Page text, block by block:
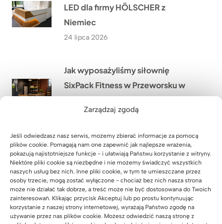
Zarządzaj zgodą
Jeśli odwiedzasz nasz serwis, możemy zbierać informacje za pomocą
plików cookie. Pomagają nam one zapewnić jak najlepsze wrażenia,
pokazują najistotniejsze funkcje - i ułatwiają Państwu korzystanie z witryny.
Niektóre pliki cookie są niezbędne i nie możemy świadczyć wszystkich
naszych usług bez nich. Inne pliki cookie, w tym te umieszczane przez
osoby trzecie, mogą zostać wyłączone - chociaż bez nich nasza strona
może nie działać tak dobrze, a treść może nie być dostosowana do Twoich
zainteresowań. Klikając przycisk Akceptuj lub po prostu kontynuując
korzystanie z naszej strony internetowej, wyrażają Państwo zgodę na
używanie przez nas plików cookie. Możesz odwiedzić naszą stronę z
LED dla firmy HÖLSCHER z
Niemiec
24 lipca 2026
Jak wyposażyliśmy siłownię
SixPack Fitness w Przeworsku w
meble na wymiar?
22 lipca 2026
Jakie meble biurowe wykonaliśmy
w ramach modernizacji oddziału
PGE w Szczecinie?
21 lipca 2026